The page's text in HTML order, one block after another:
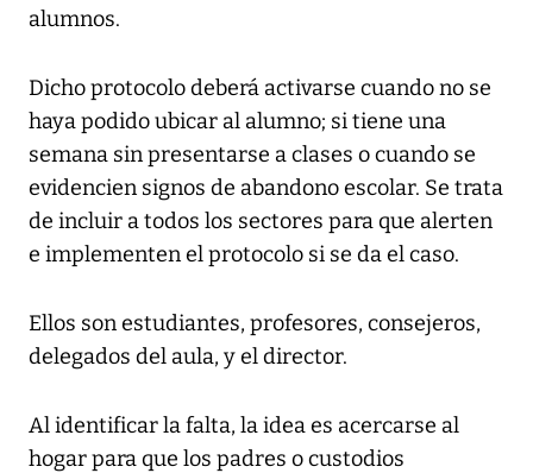
alumnos.
Dicho protocolo deberá activarse cuando no se
haya podido ubicar al alumno; si tiene una
semana sin presentarse a clases o cuando se
evidencien signos de abandono escolar. Se trata
de incluir a todos los sectores para que alerten
e implementen el protocolo si se da el caso.
Ellos son estudiantes, profesores, consejeros,
delegados del aula, y el director.
Al identificar la falta, la idea es acercarse al
hogar para que los padres o custodios